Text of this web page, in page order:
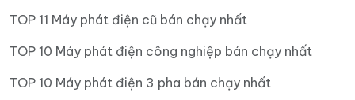
TOP 11 Máy phát điện cũ bán chạy nhất
TOP 10 Máy phát điện công nghiệp bán chạy nhất
TOP 10 Máy phát điện 3 pha bán chạy nhất